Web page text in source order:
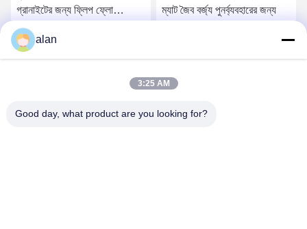
গ্রানাইটের জন্য ফ্লিপ ফ্লো
পলিউরেথেন স্ক্রীন ম্যাট
ম্যাট জৈব বর্জ্য পুনর্ব্যবহারের জন্য
alan
3:25 AM
Good day, what product are you looking for?